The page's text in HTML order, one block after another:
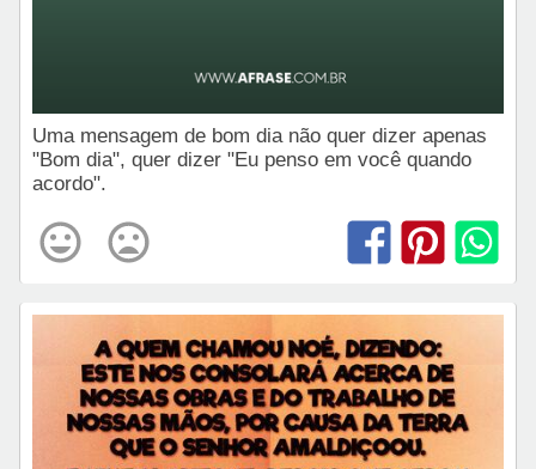
Uma mensagem de bom dia não quer dizer apenas
"Bom dia", quer dizer "Eu penso em você quando
acordo".